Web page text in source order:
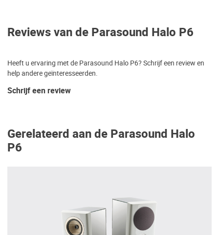
Reviews van de Parasound Halo P6
Heeft u ervaring met de Parasound Halo P6? Schrijf een review en
help andere geïnteresseerden.
Schrijf een review
Gerelateerd aan de Parasound Halo
P6